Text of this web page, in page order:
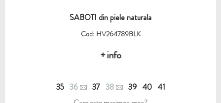
SABOTI din piele naturala
Cod: HV264789BLK
+ info
35 36 37 38 39 40 41